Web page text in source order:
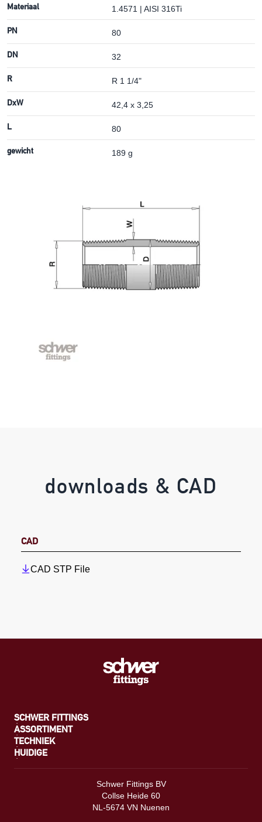
Materiaal 1.4571 | AISI 316Ti
PN 80
DN 32
R R 1 1/4"
DxW 42,4 x 3,25
L 80
gewicht 189 g
downloads & CAD
CAD
CAD STP File
SCHWER FITTINGS
ASSORTIMENT
TECHNIEK
HUIDIGE
Schwer Fittings BV
Collse Heide 60
NL-5674 VN Nuenen